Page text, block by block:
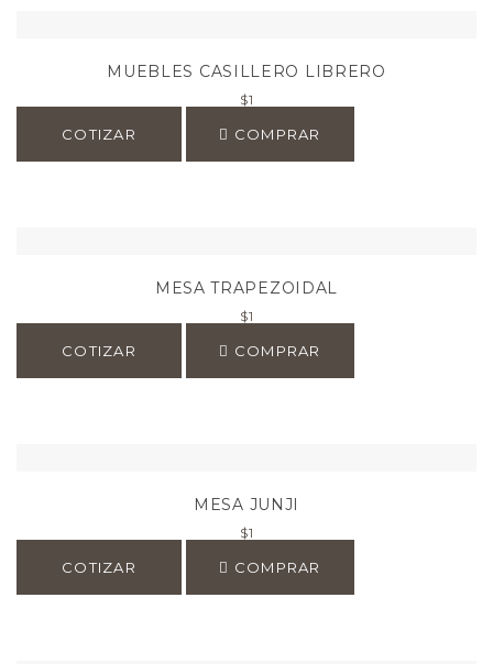
MUEBLES CASILLERO LIBRERO
$1
COTIZAR COMPRAR
MESA TRAPEZOIDAL
$1
COTIZAR COMPRAR
MESA JUNJI
$1
COTIZAR COMPRAR